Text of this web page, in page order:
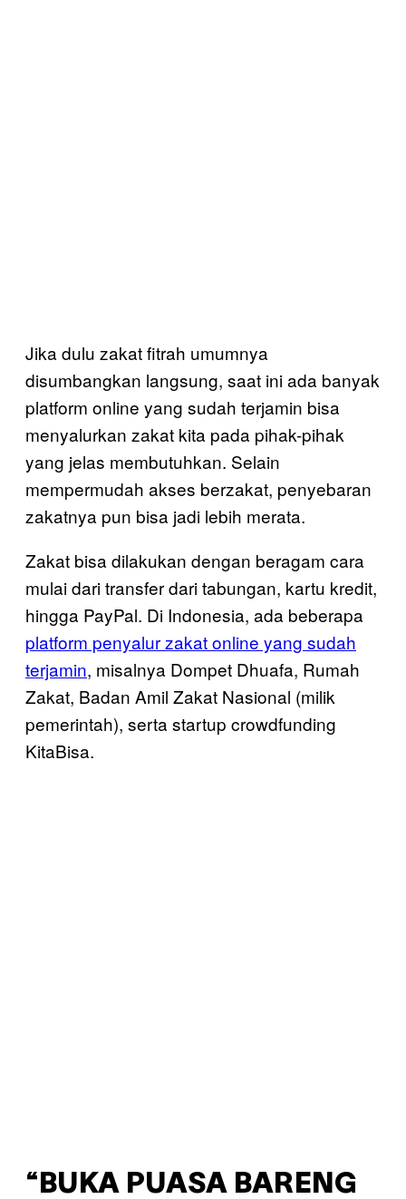
Jika dulu zakat fitrah umumnya
disumbangkan langsung, saat ini ada banyak
platform online yang sudah terjamin bisa
menyalurkan zakat kita pada pihak-pihak
yang jelas membutuhkan. Selain
mempermudah akses berzakat, penyebaran
zakatnya pun bisa jadi lebih merata.
Zakat bisa dilakukan dengan beragam cara
mulai dari transfer dari tabungan, kartu kredit,
hingga PayPal. Di Indonesia, ada beberapa
platform penyalur zakat online yang sudah
terjamin, misalnya Dompet Dhuafa, Rumah
Zakat, Badan Amil Zakat Nasional (milik
pemerintah), serta startup crowdfunding
KitaBisa.
“BUKA PUASA BARENG